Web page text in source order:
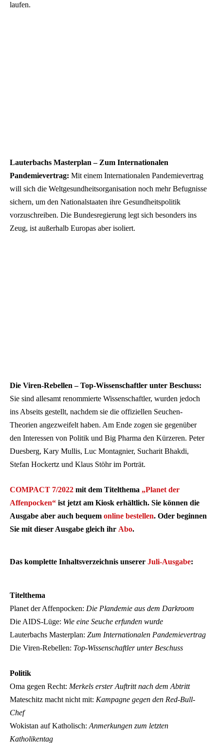
laufen.
Lauterbachs Masterplan – Zum Internationalen
Pandemievertrag: Mit einem Internationalen Pandemievertrag
will sich die Weltgesundheitsorganisation noch mehr Befugnisse
sichern, um den Nationalstaaten ihre Gesundheitspolitik
vorzuschreiben. Die Bundesregierung legt sich besonders ins
Zeug, ist außerhalb Europas aber isoliert.
Die Viren-Rebellen – Top-Wissenschaftler unter Beschuss:
Sie sind allesamt renommierte Wissenschaftler, wurden jedoch
ins Abseits gestellt, nachdem sie die offiziellen Seuchen-
Theorien angezweifelt haben. Am Ende zogen sie gegenüber
den Interessen von Politik und Big Pharma den Kürzeren. Peter
Duesberg, Kary Mullis, Luc Montagnier, Sucharit Bhakdi,
Stefan Hockertz und Klaus Stöhr im Porträt.
COMPACT 7/2022 mit dem Titelthema „Planet der
Affenpocken“ ist jetzt am Kiosk erhältlich. Sie können die
Ausgabe aber auch bequem online bestellen. Oder beginnen
Sie mit dieser Ausgabe gleich ihr Abo.
Das komplette Inhaltsverzeichnis unserer Juli-Ausgabe:
Titelthema
Planet der Affenpocken: Die Plandemie aus dem Darkroom
Die AIDS-Lüge: Wie eine Seuche erfunden wurde
Lauterbachs Masterplan: Zum Internationalen Pandemievertrag
Die Viren-Rebellen: Top-Wissenschaftler unter Beschuss
Politik
Oma gegen Recht: Merkels erster Auftritt nach dem Abtritt
Mateschitz macht nicht mit: Kampagne gegen den Red-Bull-
Chef
Wokistan auf Katholisch: Anmerkungen zum letzten
Katholikentag